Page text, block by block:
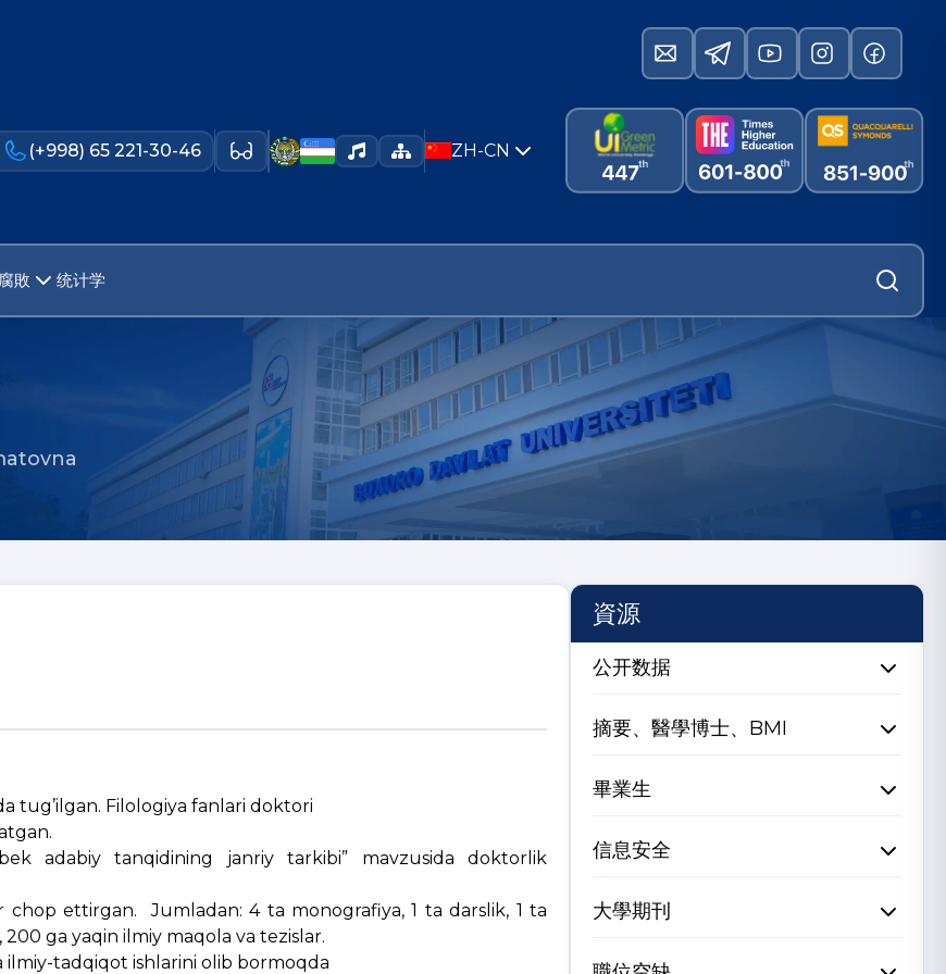
(+998) 65 221-30-46 ZH-CN
敗 统计学
tug’ilgan. Filologiya fanlari doktori
adabiy tanqidining janriy tarkibi” mavzusida doktorlik
ettirgan. Jumladan: 4 ta monografiya, 1 ta darslik, 1 ta
200 ga yaqin ilmiy maqola va tezislar.
ilmiy-tadqiqot ishlarini olib bormoqda
資源
公开数据
摘要、醫學博士、BMI
畢業生
信息安全
大學期刊